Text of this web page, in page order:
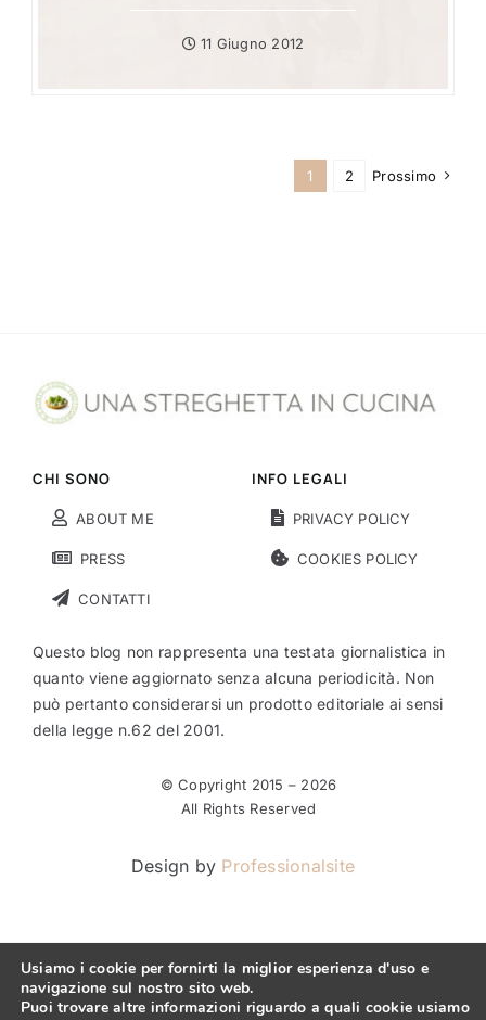
11 Giugno 2012
1 2 Prossimo
CHI SONO
ABOUT ME
PRESS
CONTATTI
INFO LEGALI
PRIVACY POLICY
COOKIES POLICY
Questo blog non rappresenta una testata giornalistica in
quanto viene aggiornato senza alcuna periodicità. Non
può pertanto considerarsi un prodotto editoriale ai sensi
della legge n.62 del 2001.
© Copyright 2015 – 2026
All Rights Reserved
Design by Professionalsite
Usiamo i cookie per fornirti la miglior esperienza d'uso e
navigazione sul nostro sito web.
Puoi trovare altre informazioni riguardo a quali cookie usiamo